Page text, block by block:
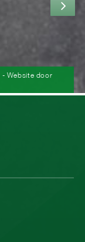
- Website door